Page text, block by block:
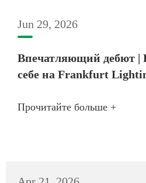
Jun 29, 2026
Впечатляющий дебют |
себе на Frankfurt
Прочитайте больше +